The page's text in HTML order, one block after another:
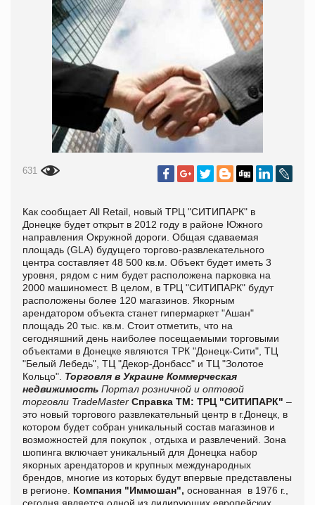
631
Как сообщает All Retail, новый ТРЦ "СИТИПАРК" в
Донецке будет открыт в 2012 году в районе Южного
направления Окружной дороги. Общая сдаваемая
площадь (GLA) будущего торгово-развлекательного
центра составляет 48 500 кв.м. Объект будет иметь 3
уровня, рядом с ним будет расположена парковка на
2000 машиномест. В целом, в ТРЦ "СИТИПАРК" будут
расположены более 120 магазинов. Якорным
арендатором объекта станет гипермаркет "Ашан"
площадь 20 тыс. кв.м. Стоит отметить, что на
сегодняшний день наиболее посещаемыми торговыми
объектами в Донецке являются ТРК "Донецк-Сити", ТЦ
"Белый Лебедь", ТЦ "Декор-Донбасс" и ТЦ "Золотое
Кольцо". Торговля в Украине Коммерческая
недвижимость Портал розничной и оптовой
торговли TradeMaster Справка ТМ: ТРЦ "СИТИПАРК" –
это новый торгового развлекательный центр в г.Донецк, в
котором будет собран уникальный состав магазинов и
возможностей для покупок , отдыха и развлечений. Зона
шопинга включает уникальный для Донецка набор
якорных арендаторов и крупных международных
брендов, многие из которых будут впервые представлены
в регионе. Компания "Иммошан", основанная в 1976 г.,
сегодня является одной из лидирующих европейских